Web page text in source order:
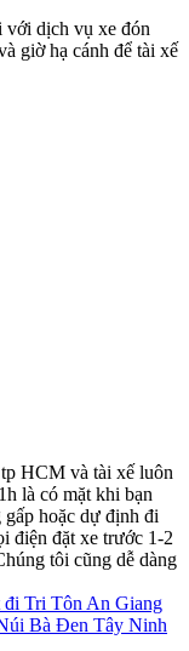
dịch vụ xe đón
giờ hạ cánh để tài xế
HCM và tài xế luôn
là có mặt khi bạn
hoặc dự định đi
điện đặt xe trước 1-2
tôi cũng dễ dàng
đi Tri Tôn An Giang
Bà Đen Tây Ninh